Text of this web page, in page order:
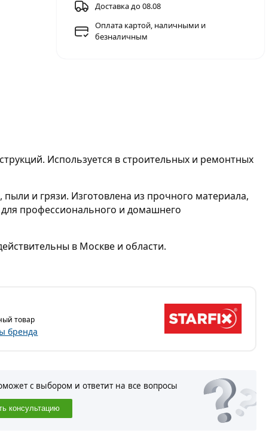
Доставка до 08.08
Оплата картой, наличными и
безналичным
Используется в строительных и ремонтных
и грязи. Изготовлена из прочного материала,
профессионального и домашнего
в Москве и области.
товар
бренда
с выбором и ответит на все вопросы
консультацию